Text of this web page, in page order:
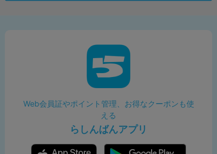
Web会員証やポイント管理、お得なクーポンも使
える
らしんばんアプリ